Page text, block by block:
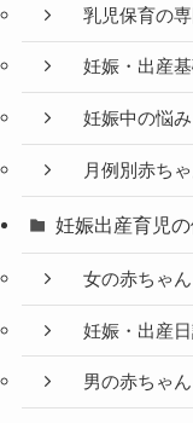
乳児保育の
妊娠・出産
妊娠中の悩み
月例別赤ち
妊娠出産育児
女の赤ちゃん
妊娠・出産
男の赤ちゃん